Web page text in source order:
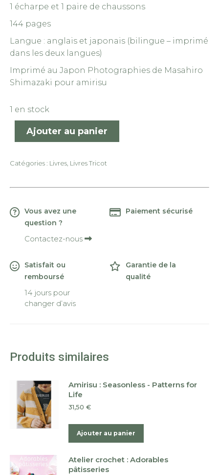
1 écharpe et 1 paire de chaussons
144 pages
Langue : anglais et japonais (bilingue – imprimé
dans les deux langues)
Imprimé au Japon Photographies de Masahiro
Shimazaki pour amirisu
1 en stock
Ajouter au panier
Catégories : Livres, Livres Tricot
Vous avez une
question ?
Contactez-nous
Paiement sécurisé
Satisfait ou
remboursé
14 jours pour
changer d’avis
Garantie de la
qualité
Produits similaires
Amirisu : Seasonless - Patterns for
Life
31,50 €
Ajouter au panier
Atelier crochet : Adorables
pâtisseries